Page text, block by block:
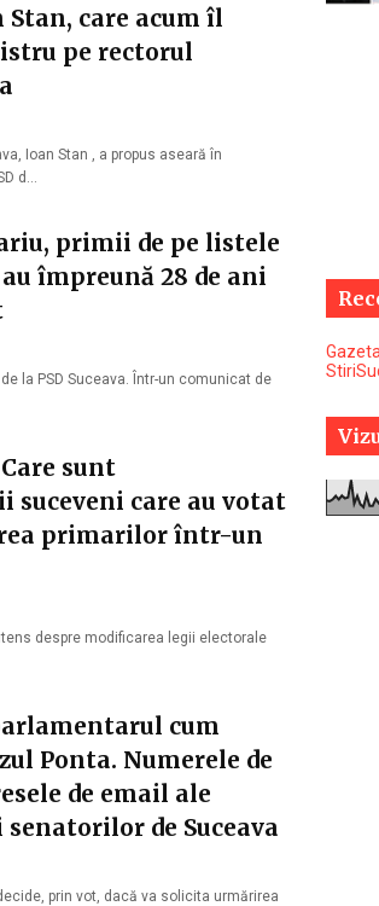
Stan, care acum îl
pe rectorul
Ioan Stan , a propus aseară în
d…
primii de pe listele
au împreună 28 de ani
la PSD Suceava. Într-un comunicat de
sunt
suceveni care au votat
primarilor într-un
despre modificarea legii electorale
cum
Ponta. Numerele de
de email ale
de Suceava
prin vot, dacă va solicita urmărirea